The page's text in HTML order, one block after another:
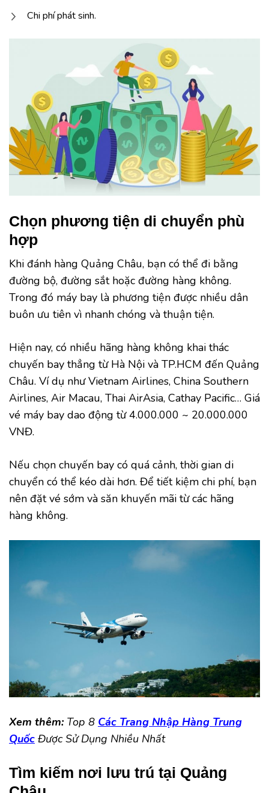
Chi phí phát sinh.
Chọn phương tiện di chuyển phù
hợp
Khi đánh hàng Quảng Châu, bạn có thể đi bằng
đường bộ, đường sắt hoặc đường hàng không.
Trong đó máy bay là phương tiện được nhiều dân
buôn ưu tiên vì nhanh chóng và thuận tiện.
Hiện nay, có nhiều hãng hàng không khai thác
chuyến bay thẳng từ Hà Nội và TP.HCM đến Quảng
Châu. Ví dụ như Vietnam Airlines, China Southern
Airlines, Air Macau, Thai AirAsia, Cathay Pacific… Giá
vé máy bay dao động từ 4.000.000 ~ 20.000.000
VNĐ.
Nếu chọn chuyến bay có quá cảnh, thời gian di
chuyển có thể kéo dài hơn. Để tiết kiệm chi phí, bạn
nên đặt vé sớm và săn khuyến mãi từ các hãng
hàng không.
Xem thêm: Top 8 Các Trang Nhập Hàng Trung
Quốc Được Sử Dụng Nhiều Nhất
Tìm kiếm nơi lưu trú tại Quảng